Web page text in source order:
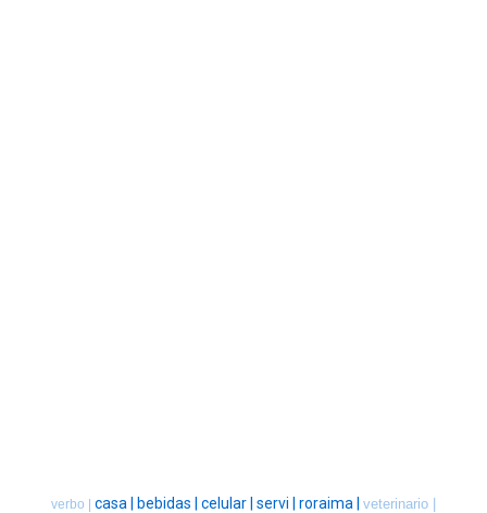
verbo | casa | bebidas | celular | servi | roraima | veterinario |